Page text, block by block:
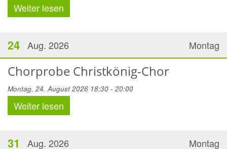
Weiter lesen
Montag
24 Aug. 2026
Chorprobe Christkönig-Chor
Montag, 24. August 2026 18:30 - 20:00
Weiter lesen
Montag
31 Aug. 2026